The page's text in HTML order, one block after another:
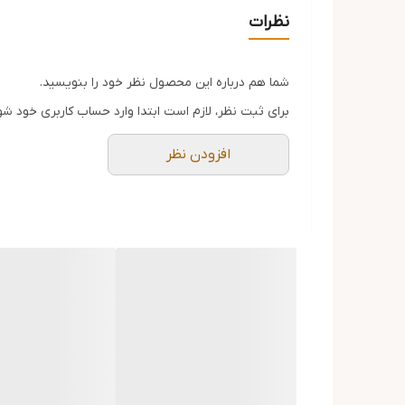
این محصول در حجم‌های مختلف عرضه می‌شود تا مشتری
مناسب انواع مو
دارای حجم‌های متنوع
مو باقی گذاشت.
نظرات
شما هم درباره این محصول نظر خود را بنویسید.
برای ثبت نظر، لازم است ابتدا وارد حساب کاربری خود
افزودن نظر